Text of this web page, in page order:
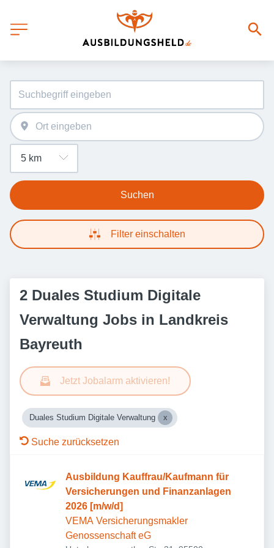
Suchen
Filter einschalten
2 Duales Studium Digitale
Verwaltung Jobs in Landkreis
Bayreuth
Jetzt Jobalarm aktivieren!
Duales Studium Digitale Verwaltung
Suche zurücksetzen
Ausbildung Kauffrau/Kaufmann für
Versicherungen und Finanzanlagen
2026 [m/w/d]
VEMA Versicherungsmakler
Genossenschaft eG